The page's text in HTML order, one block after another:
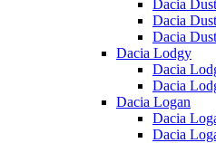
Dacia
Dacia
Dacia
Dacia Lodgy
Dacia
Dacia
Dacia Logan
Dacia
Dacia